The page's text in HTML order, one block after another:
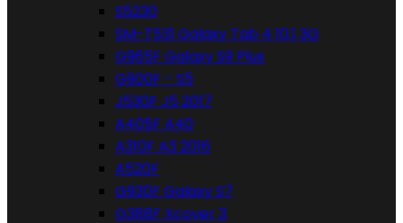
S5230
SM-T531 Galaxy Tab 4 10.1 3G
G965F Galaxy S9 Plus
G900F - S5
J530F J5 2017
A405F A40
A310F A3 2016
A520F
G930F Galaxy S7
G388F Xcover 3